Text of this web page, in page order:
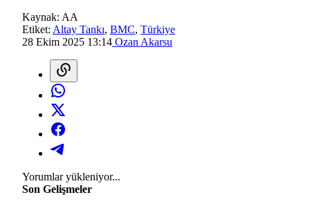
Kaynak: AA
Etiket: Altay Tankı, BMC, Türkiye
28 Ekim 2025 13:14 Ozan Akarsu
Yorumlar yükleniyor...
Son Gelişmeler